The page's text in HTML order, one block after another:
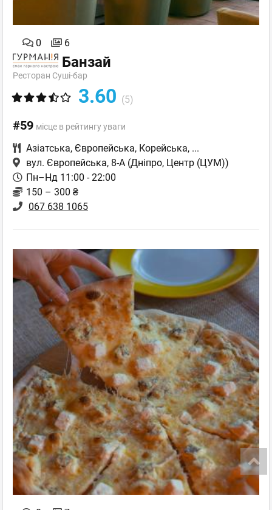
0 6
Банзай
Ресторан Суші-бар
3.60 (5)
#59 місце в рейтингу уваги
Азіатська, Європейська, Корейська, ...
вул. Європейська, 8-А (Дніпро, Центр (ЦУМ))
Пн–Нд 11:00 - 22:00
150 – 300 ₴
067 638 1065